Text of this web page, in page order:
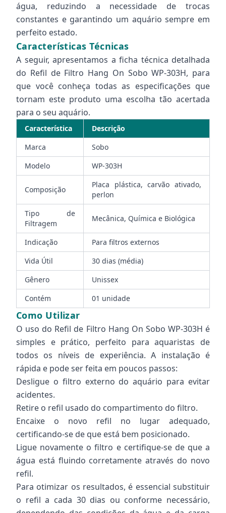
água, reduzindo a necessidade de trocas
constantes e garantindo um aquário sempre em
perfeito estado.
Características Técnicas
A seguir, apresentamos a ficha técnica detalhada
do Refil de Filtro Hang On Sobo WP-303H, para
que você conheça todas as especificações que
tornam este produto uma escolha tão acertada
para o seu aquário.
Característica
Descrição
Marca
Sobo
Modelo
WP-303H
Composição
Placa plástica, carvão ativado,
perlon
Tipo de
Filtragem
Mecânica, Química e Biológica
Indicação
Para filtros externos
Vida Útil
30 dias (média)
Gênero
Unissex
Contém
01 unidade
Como Utilizar
O uso do Refil de Filtro Hang On Sobo WP-303H é
simples e prático, perfeito para aquaristas de
todos os níveis de experiência. A instalação é
rápida e pode ser feita em poucos passos:
Desligue o filtro externo do aquário para evitar
acidentes.
Retire o refil usado do compartimento do filtro.
Encaixe o novo refil no lugar adequado,
certificando-se de que está bem posicionado.
Ligue novamente o filtro e certifique-se de que a
água está fluindo corretamente através do novo
refil.
Para otimizar os resultados, é essencial substituir
o refil a cada 30 dias ou conforme necessário,